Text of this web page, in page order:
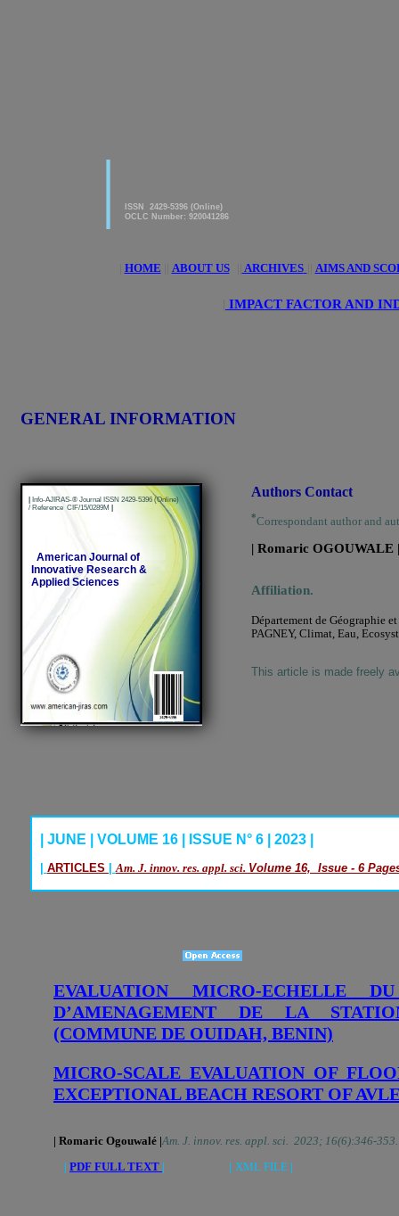
GENERAL INFORMATION
HOME ABOUT US ARCHIVES AIMS AND
IMPACT FACTOR AND
| Info-AJIRAS-® Journal ISSN 2429-5396 (Online)
/ Reference CIF/15/0289M |
American Journal of
Innovative Research &
Applied Sciences
|
ISSN 2429-5396 (Online)
OCLC Number: 920041286
Authors Contact
*Correspondant author and
| Romaric OGOUWALE |
Affiliation.
Département de Géographie
PAGNEY, Climat, Eau,
This article is made freely
| JUNE | VOLUME 16 | ISSUE N° 6 | 2023 |
| ARTICLES | Am. J. innov. res. appl. sci. Volume 16, Issue - 6
EVALUATION MICRO-ECHELLE
D’AMENAGEMENT DE LA
(COMMUNE DE OUIDAH, BENIN)
MICRO-SCALE EVALUATION OF
EXCEPTIONAL BEACH RESORT OF
| Romaric Ogouwalé |Am. J. innov. res. appl. sci. 2023; 16(6):346-353.
| PDF FULL TEXT | | XML FILE |